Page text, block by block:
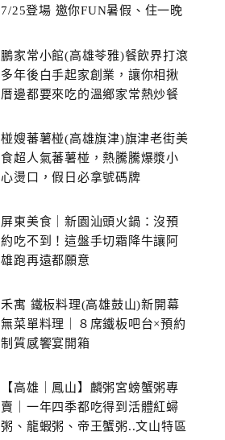
7/25登場 邀你FUN暑假、住一晚
鵬家常小館(高雄苓雅)餐飲界打滾
多年後白手起家創業，讓你相揪
厝邊都要來吃的溫鄉家常熱炒餐
椪嫂蕃薯椪(高雄旗津)旗津老街美
食超人氣蕃薯椪，熱騰騰爆漿小
心燙口，假日必拿號碼牌
屏東美食｜新園汕頭火鍋：沒預
約吃不到！這盤手切霜降牛讓阿
雄跑再遠都願意
禾寓 鐵板料理(高雄鼓山)新開幕
無菜單料理｜８席鐵板吧台×預約
制質感饗宴開箱
【高雄｜鳳山】麟粥宮螃蟹粥專
賣｜一年四季都吃得到活體紅蟳
粥、龍蝦粥、帝王蟹粥..文山特區